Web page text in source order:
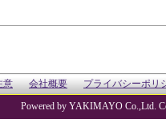
意 会社概要 プライバシーポリ
Powered by YAKIMAYO Co.,Ltd.